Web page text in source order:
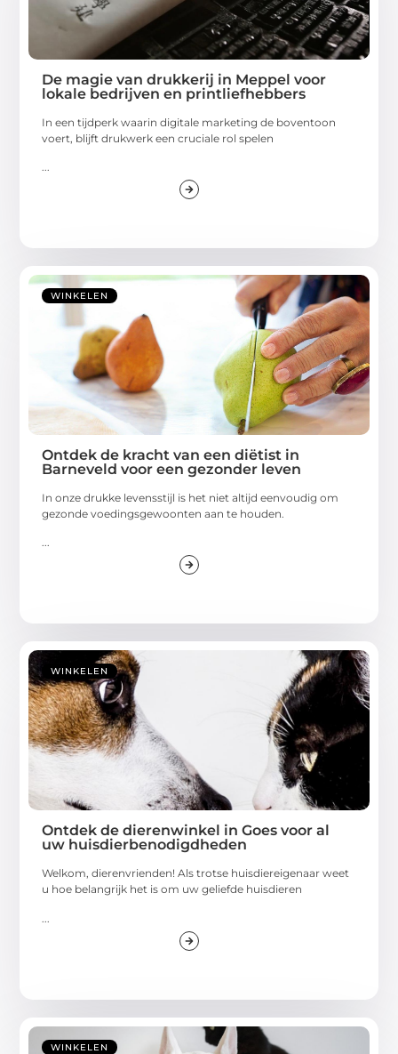
De magie van drukkerij in Meppel voor
lokale bedrijven en printliefhebbers
In een tijdperk waarin digitale marketing de boventoon
voert, blijft drukwerk een cruciale rol spelen
WINKELEN
Ontdek de kracht van een diëtist in
Barneveld voor een gezonder leven
In onze drukke levensstijl is het niet altijd eenvoudig om
gezonde voedingsgewoonten aan te houden.
...
WINKELEN
Ontdek de dierenwinkel in Goes voor al
uw huisdierbenodigdheden
Welkom, dierenvrienden! Als trotse huisdiereigenaar weet
u hoe belangrijk het is om uw geliefde huisdieren
WINKELEN